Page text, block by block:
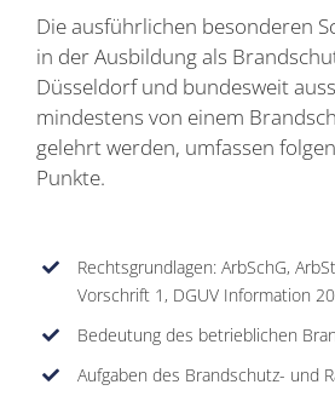
Die ausführlichen besonderen
in der Ausbildung als
Düsseldorf und bundesweit
mindestens von einem
gelehrt werden, umfassen
Punkte.
Rechtsgrundlagen: ArbSchG,
Vorschrift 1, DGUV Information
Bedeutung des betrieblichen
Aufgaben des Brandschutz- und